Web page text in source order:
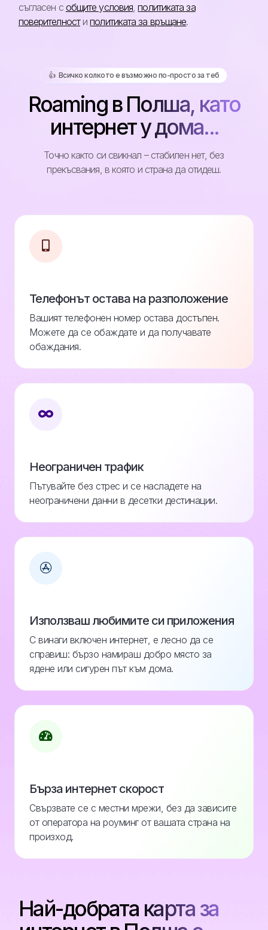
съгласен с общите условия ,политиката за
поверителностиполитиката за връщане.
👍️ Всичко колкото е възможно по-просто за теб
Roaming в Полша, като
интернет у дома...
Точно както си свикнал – стабилен нет, без
прекъсвания, в която и страна да отидеш.
Телефонът остава на разположение
Вашият телефонен номер остава достъпен.
Можете да се обаждате и да получавате
обаждания.
Неограничен трафик
Пътувайте без стрес и се насладете на
неограничени данни в десетки дестинации.
Използваш любимите си приложения
С винаги включен интернет, е лесно да се
справиш: бързо намираш добро място за
ядене или сигурен път към дома.
Бърза интернет скорост
Свързвате се с местни мрежи, без да зависите
от оператора на роуминг от вашата страна на
произход.
Най-добрата карта за